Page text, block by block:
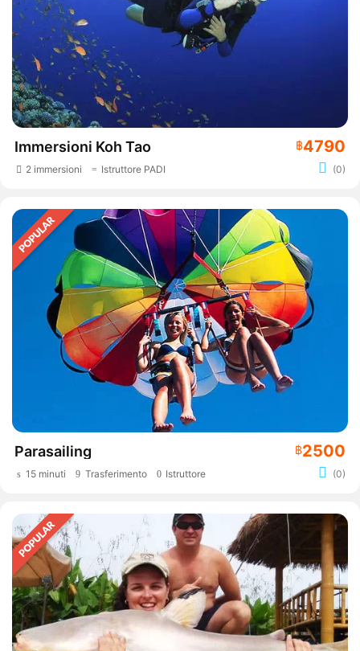
Immersioni Koh Tao ฿4790
2 immersioni Istruttore PADI (0)
Parasailing ฿2500
15 minuti Trasferimento Istruttore (0)